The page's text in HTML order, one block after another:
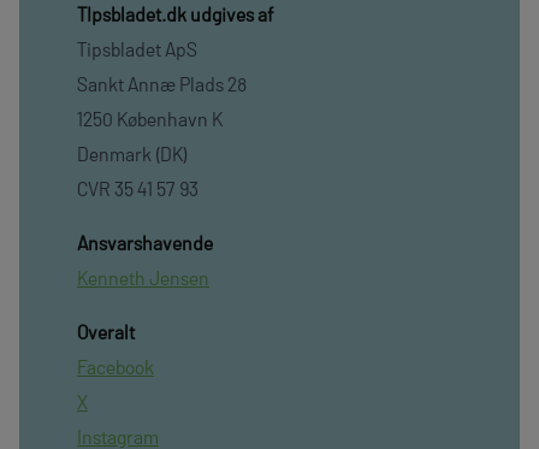
TIpsbladet.dk udgives af
Tipsbladet ApS
Sankt Annæ Plads 28
1250 København K
Denmark (DK)
CVR 35 41 57 93
Ansvarshavende
Kenneth Jensen
Overalt
Facebook
X
Instagram